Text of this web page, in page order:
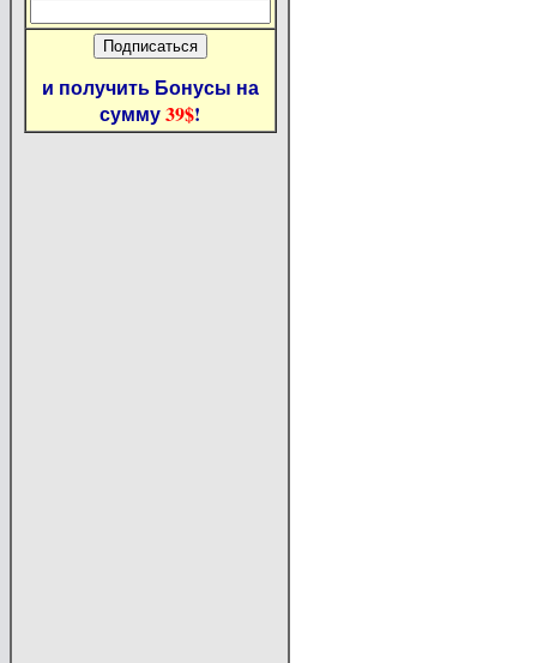
и получить Бонусы на
сумму 39$!